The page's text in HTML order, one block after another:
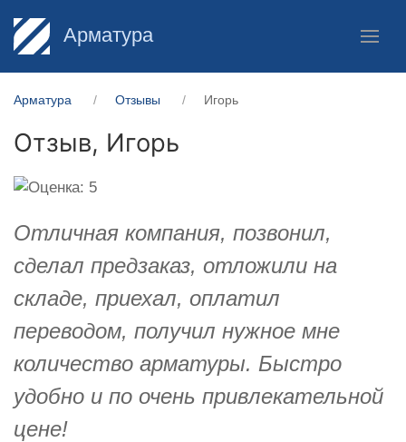
Арматура
Арматура Отзывы Игорь
Отзыв, Игорь
Отличная компания, позвонил,
сделал предзаказ, отложили на
складе, приехал, оплатил
переводом, получил нужное мне
количество арматуры. Быстро
удобно и по очень привлекательной
цене!